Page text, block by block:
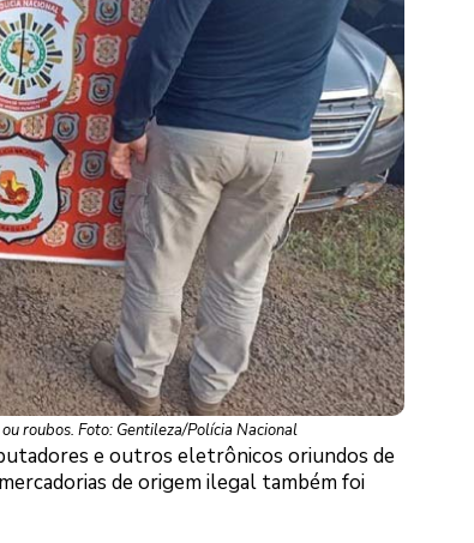
roubos. Foto: Gentileza/Polícia Nacional
e outros eletrônicos oriundos de
de origem ilegal também foi